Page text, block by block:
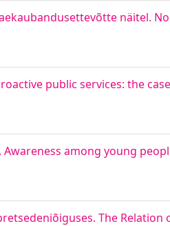
näitel.
public services: the
among young
The Relation